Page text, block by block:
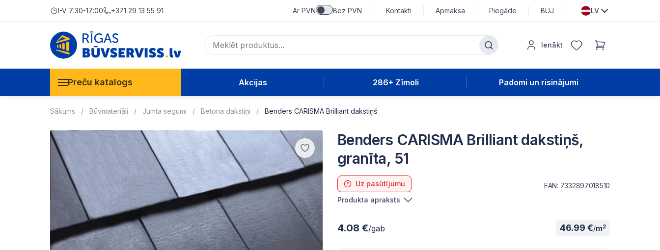
I-V 7:30-17:00 +371 29 13 55 91 Ar PVN Bez PVN Kontakti Apmaksa Piegāde BUJ LV
Ienākt
Preču katalogs Akcijas 286+ Zīmoli Padomi un risinājumi
Sākums Būvmateriāli Jumta segumi Betona dakstiņi Benders CARISMA Brilliant dakstiņš
Benders CARISMA Brilliant dakstiņš,
granīta, 51
Uz pasūtījumu
EAN: 7332897018510
Produkta apraksts
4.08 €/gab 46.99 €/m2